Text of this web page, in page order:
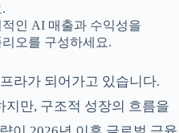
인 AI 매출과 수익성을
오를 구성하세요.
라가 되어가고 있습니다.
만, 구조적 성장의 흐름을